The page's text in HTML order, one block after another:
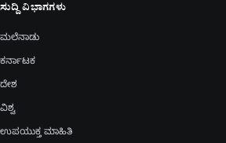
ಸುದ್ದಿ ವಿಭಾಗಗಳು
ಮಲೆನಾಡು
ಕರ್ನಾಟಕ
ದೇಶ
ವಿಶ್ವ
ಉಪಯುಕ್ತ ಮಾಹಿತಿ